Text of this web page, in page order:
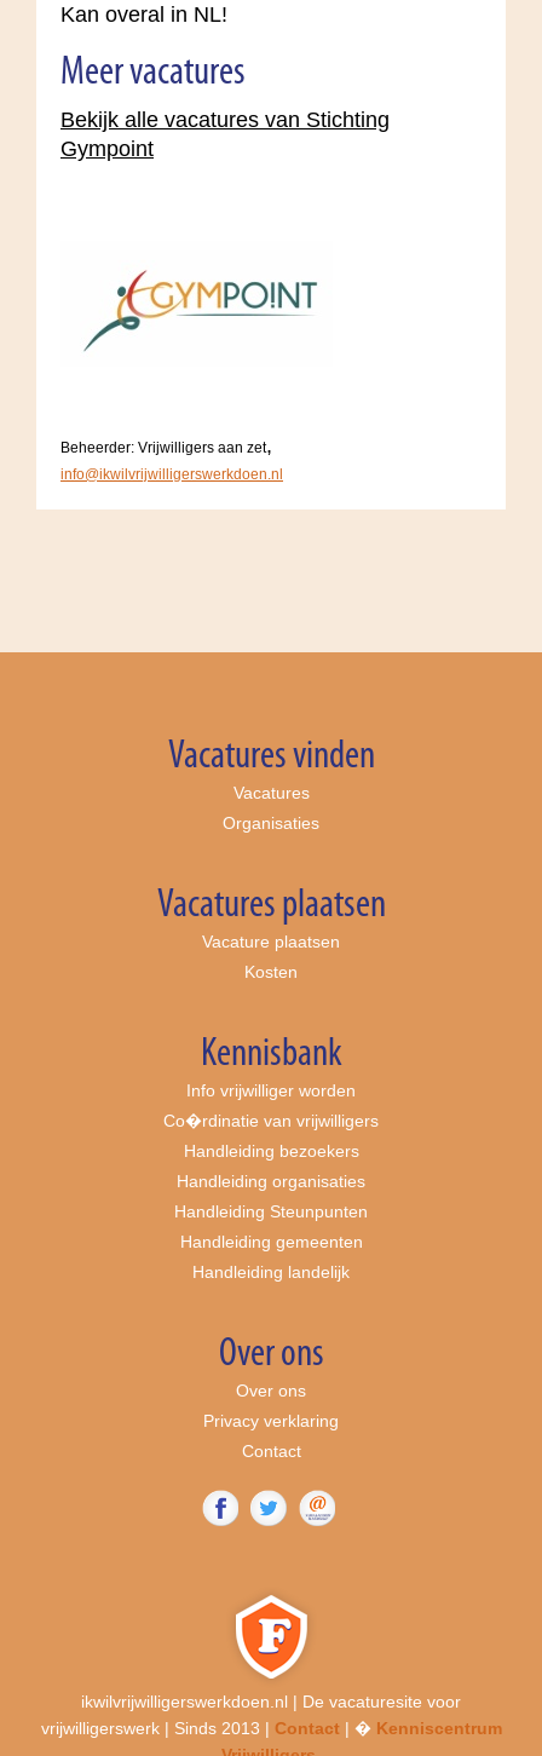
Kan overal in NL!
Meer vacatures
Bekijk alle vacatures van Stichting
Gympoint
Beheerder: Vrijwilligers aan zet,
info@ikwilvrijwilligerswerkdoen.nl
Vacatures vinden
Vacatures
Organisaties
Vacatures plaatsen
Vacature plaatsen
Kosten
Kennisbank
Info vrijwilliger worden
Co�rdinatie van vrijwilligers
Handleiding bezoekers
Handleiding organisaties
Handleiding Steunpunten
Handleiding gemeenten
Handleiding landelijk
Over ons
Over ons
Privacy verklaring
Contact
ikwilvrijwilligerswerkdoen.nl | De vacaturesite voor
vrijwilligerswerk | Sinds 2013 | Contact| � Kenniscentrum